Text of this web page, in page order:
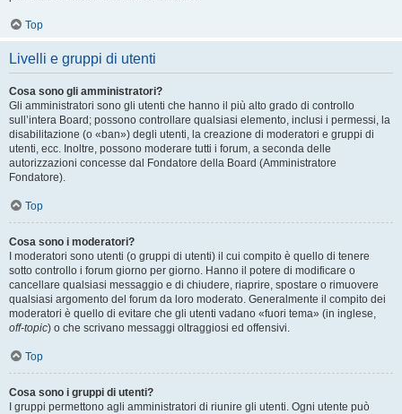
Top
Livelli e gruppi di utenti
Cosa sono gli amministratori?
Gli amministratori sono gli utenti che hanno il più alto grado di controllo
sull’intera Board; possono controllare qualsiasi elemento, inclusi i permessi, la
disabilitazione (o «ban») degli utenti, la creazione di moderatori e gruppi di
utenti, ecc. Inoltre, possono moderare tutti i forum, a seconda delle
autorizzazioni concesse dal Fondatore della Board (Amministratore
Fondatore).
Top
Cosa sono i moderatori?
I moderatori sono utenti (o gruppi di utenti) il cui compito è quello di tenere
sotto controllo i forum giorno per giorno. Hanno il potere di modificare o
cancellare qualsiasi messaggio e di chiudere, riaprire, spostare o rimuovere
qualsiasi argomento del forum da loro moderato. Generalmente il compito dei
moderatori è quello di evitare che gli utenti vadano «fuori tema» (in inglese,
off-topic) o che scrivano messaggi oltraggiosi ed offensivi.
Top
Cosa sono i gruppi di utenti?
I gruppi permettono agli amministratori di riunire gli utenti. Ogni utente può